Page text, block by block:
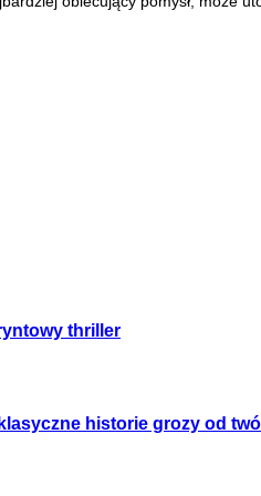
thriller
historie grozy od